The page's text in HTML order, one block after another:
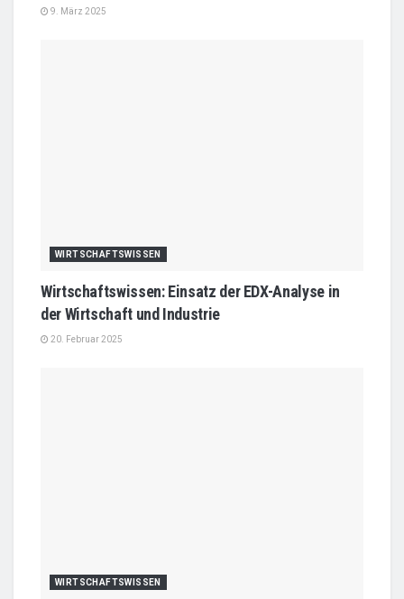
9. März 2025
WIRTSCHAFTSWISSEN
Wirtschaftswissen: Einsatz der EDX-Analyse in
der Wirtschaft und Industrie
20. Februar 2025
WIRTSCHAFTSWISSEN